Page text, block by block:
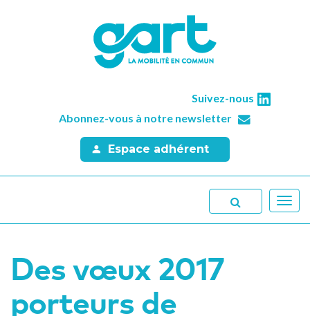
Suivez-nous
Abonnez-vous à notre newsletter
Espace adhérent
Des vœux 2017
porteurs de